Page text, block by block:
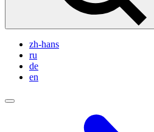
zh-hans
ru
de
en